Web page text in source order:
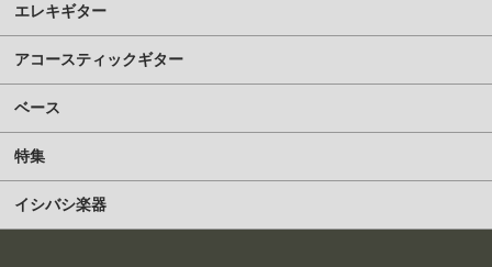
エレキギター
アコースティックギター
ベース
特集
イシバシ楽器